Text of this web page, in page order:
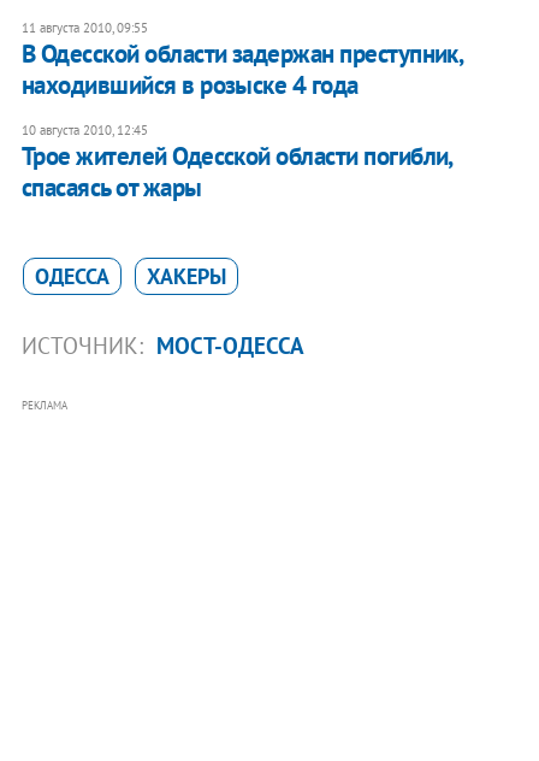
11 августа 2010, 09:55
В Одесской области задержан преступник,
находившийся в розыске 4 года
10 августа 2010, 12:45
Трое жителей Одесской области погибли,
спасаясь от жары
ОДЕССА ХАКЕРЫ
ИСТОЧНИК: МОСТ-ОДЕССА
РЕКЛАМА